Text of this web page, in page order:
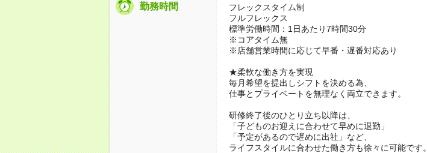
勤務時間
フレックスタイム制
フルフレックス
標準労働時間：1日あたり7時間30分
※コアタイム無
※店舗営業時間に応じて早番・遅番対応あり
★柔軟な働き方を実現
毎月希望を提出しシフトを決める為、
仕事とプライベートを無理なく両立できます。
研修終了後のひとり立ち以降は、
「子どものお迎えに合わせて早めに退勤」
「予定があるので遅めに出社」など、
ライフスタイルに合わせた働き方も徐々に可能です。